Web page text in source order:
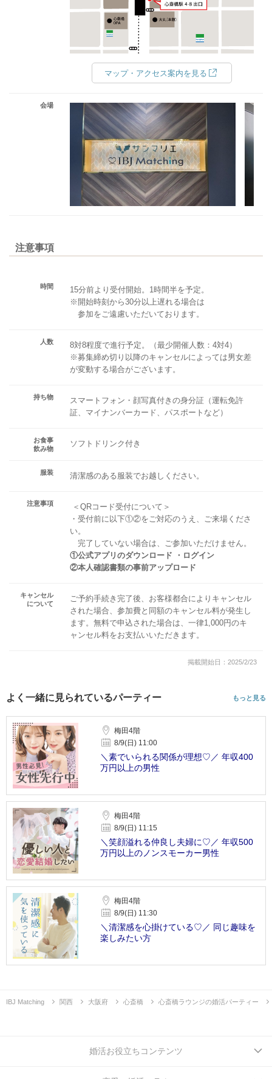
マップ・アクセス案内を見る
会場
注意事項
時間
15分前より受付開始。1時間半を予定。
※開始時刻から30分以上遅れる場合は
参加をご遠慮いただいております。
人数
8対8程度で進行予定。（最少開催人数：4対4）
※募集締め切り以降のキャンセルによっては男女差
が変動する場合がございます。
持ち物
スマートフォン・顔写真付きの身分証（運転免許
証、マイナンバーカード、パスポートなど）
お食事
飲み物
ソフトドリンク付き
服装 清潔感のある服装でお越しください。
注意事項
＜QRコード受付について＞
・受付前に以下①②をご対応のうえ、ご来場くださ
い。
完了していない場合は、ご参加いただけません。
①公式アプリのダウンロード ・ログイン
②本人確認書類の事前アップロード
キャンセル
について
ご予約手続き完了後、お客様都合によりキャンセル
された場合、参加費と同額のキャンセル料が発生し
ます。無料で申込された場合は、一律1,000円のキ
ャンセル料をお支払いいただきます。
掲載開始日：2025/2/23
よく一緒に見られているパーティー もっと見る
梅田4階
8/9(日) 11:00
＼素でいられる関係が理想♡／ 年収400
万円以上の男性
梅田4階
8/9(日) 11:15
＼笑顔溢れる仲良し夫婦に♡／ 年収500
万円以上のノンスモーカー男性
梅田4階
8/9(日) 11:30
＼清潔感を心掛けている♡／ 同じ趣味を
楽しみたい方
IBJ Matching 関西 大阪府 心斎橋 心斎橋ラウンジの婚活パーティー
婚活お役立ちコンテンツ